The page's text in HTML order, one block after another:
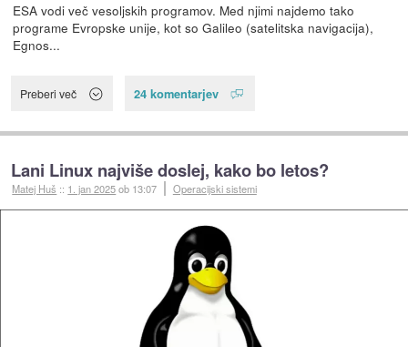
ESA vodi več vesoljskih programov. Med njimi najdemo tako
programe Evropske unije, kot so Galileo (satelitska navigacija),
Egnos...
Preberi več 24 komentarjev
Lani Linux najviše doslej, kako bo letos?
Matej Huš :: 1. jan 2025ob 13:07 Operacijski sistemi